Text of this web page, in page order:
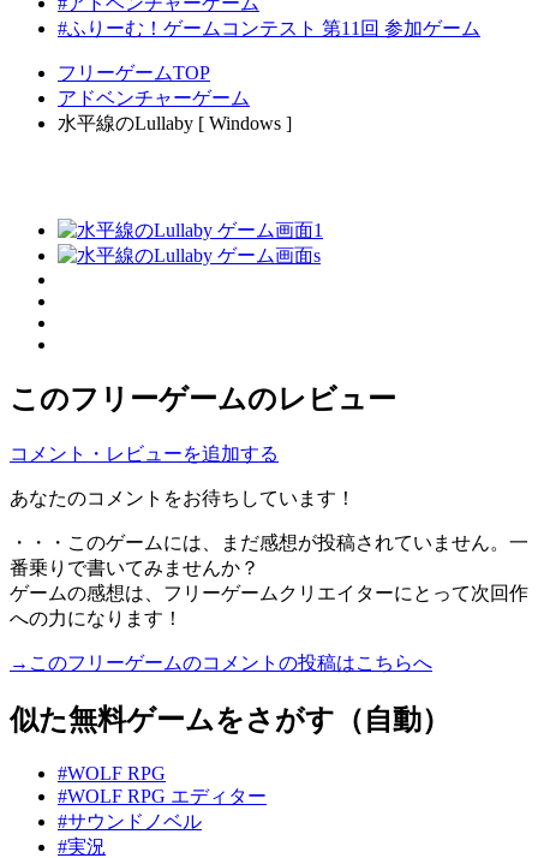
#ふりーむ！ゲームコンテスト 第11回 参加ゲーム
フリーゲームTOP
アドベンチャーゲーム
水平線のLullaby [ Windows ]
このフリーゲームのレビュー
コメント・レビューを追加する
あなたのコメントをお待ちしています！
・・・このゲームには、まだ感想が投稿されていません。一
番乗りで書いてみませんか？
ゲームの感想は、フリーゲームクリエイターにとって次回作
への力になります！
→このフリーゲームのコメントの投稿はこちらへ
似た無料ゲームをさがす（自動）
#WOLF RPG
#WOLF RPG エディター
#サウンドノベル
#実況